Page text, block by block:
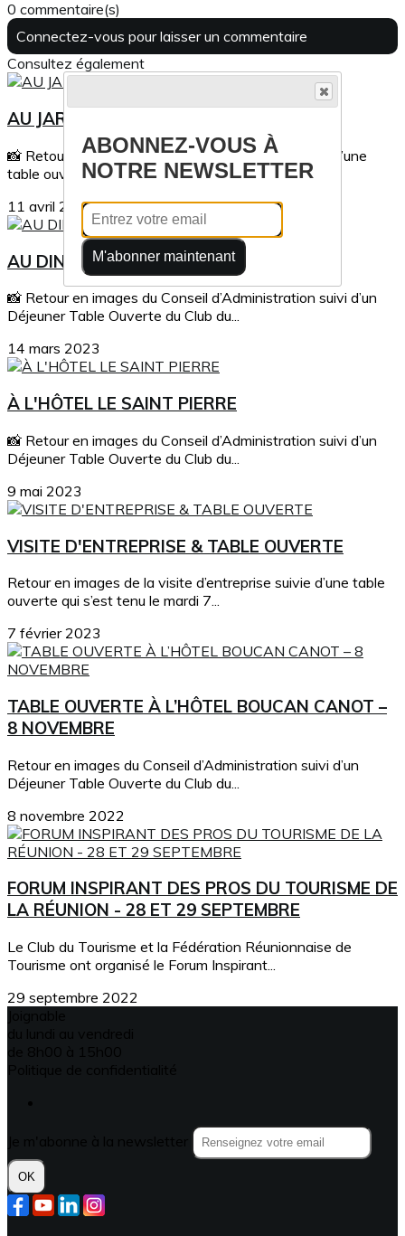
0 commentaire(s)
Connectez-vous pour laisser un commentaire
Consultez également
AU JARDIN DES 1001 SAVEURS
📸 Retour en images de la visite d’entreprise suivie d’une
table ouverte qui s’est tenu le mardi...
11 avril 2023
AU DINA MORGABINE SAINT-DENIS
📸 Retour en images du Conseil d’Administration suivi d’un
Déjeuner Table Ouverte du Club du...
14 mars 2023
À L'HÔTEL LE SAINT PIERRE
📸 Retour en images du Conseil d’Administration suivi d’un
Déjeuner Table Ouverte du Club du...
9 mai 2023
VISITE D'ENTREPRISE & TABLE OUVERTE
Retour en images de la visite d’entreprise suivie d’une table
ouverte qui s’est tenu le mardi 7...
7 février 2023
TABLE OUVERTE À L’HÔTEL BOUCAN CANOT –
8 NOVEMBRE
Retour en images du Conseil d’Administration suivi d’un
Déjeuner Table Ouverte du Club du...
8 novembre 2022
FORUM INSPIRANT DES PROS DU TOURISME DE
LA RÉUNION - 28 ET 29 SEPTEMBRE
Le Club du Tourisme et la Fédération Réunionnaise de
Tourisme ont organisé le Forum Inspirant...
29 septembre 2022
OK
ABONNEZ-VOUS À
NOTRE NEWSLETTER
M'abonner maintenant